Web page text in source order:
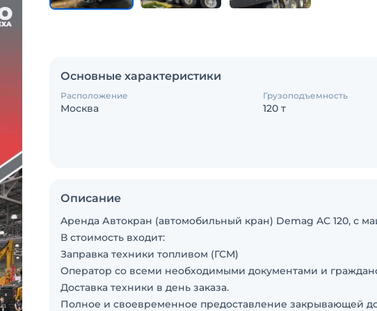
Основные характеристики
Расположение
Москва
Грузоподъемность
120 т
Описание
Apeнда Автокран (автомобильный кран) Demag AC 120, с
В стоимость входит:
Заправка техники топливом (ГСМ)
Оператор со всеми необходимыми документами и
Доставка техники в день заказа.
Полное и своевременное предоставление закрывающей